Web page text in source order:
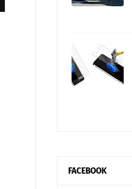
FACEBOOK